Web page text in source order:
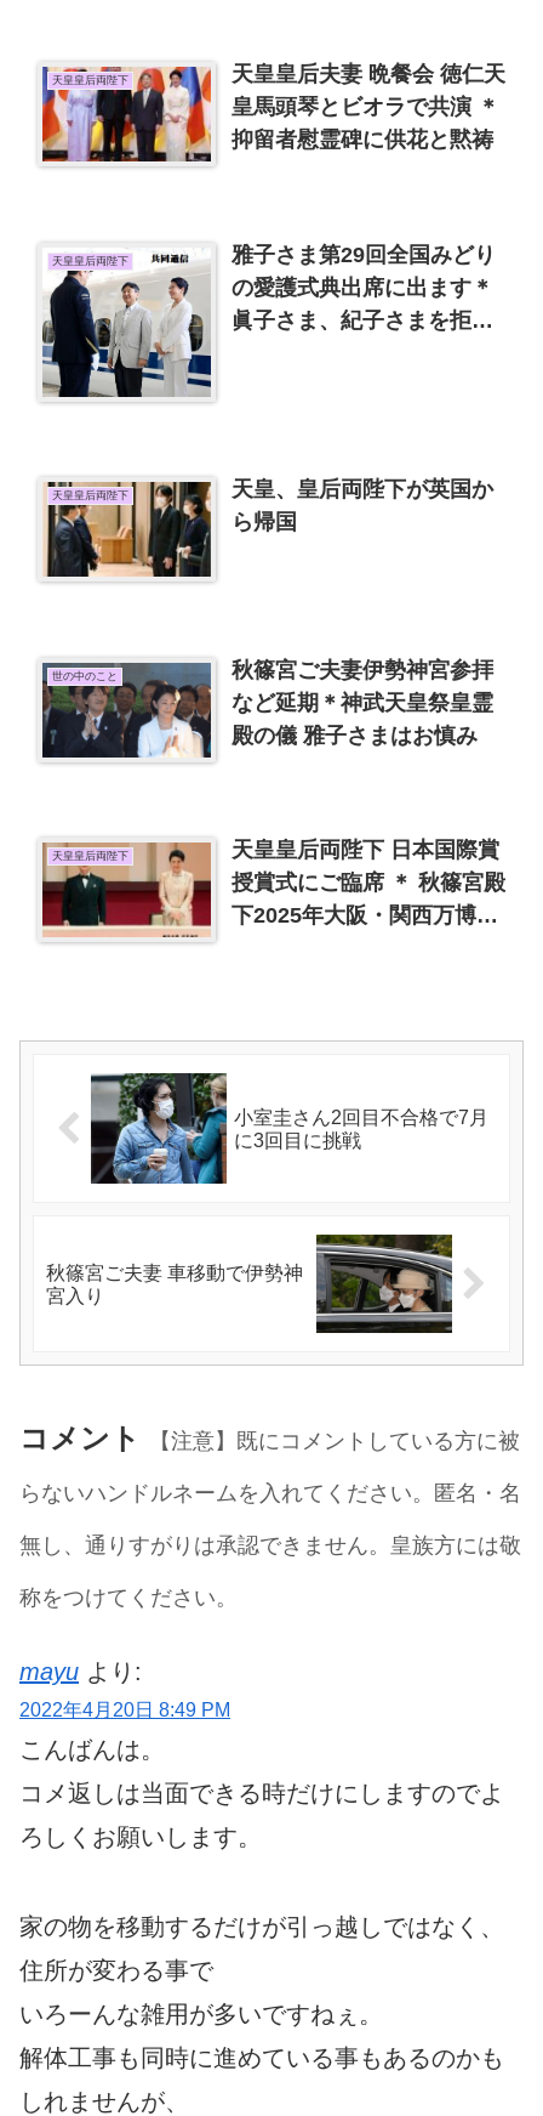
天皇皇后両陛下
天皇皇后夫妻 晩餐会 徳仁天
皇馬頭琴とビオラで共演 ＊
抑留者慰霊碑に供花と黙祷
天皇皇后両陛下
雅子さま第29回全国みどり
の愛護式典出席に出ます＊
眞子さま、紀子さまを拒
天皇皇后両陛下
天皇、皇后両陛下が英国か
ら帰国
世の中のこと
秋篠宮ご夫妻伊勢神宮参拝
など延期＊神武天皇祭皇霊
殿の儀 雅子さまはお慎み
天皇皇后両陛下
天皇皇后両陛下 日本国際賞
授賞式にご臨席 ＊ 秋篠宮殿
下2025年大阪・関西万博の
小室圭さん2回目不合格で7月
に3回目に挑戦
秋篠宮ご夫妻 車移動で伊勢神
宮入り
コメント
【注意】既にコメントしている方に被
らないハンドルネームを入れてください。匿名・名
無し、通りすがりは承認できません。皇族方には敬
称をつけてください。
mayu より:
2022年4月20日 8:49 PM
こんばんは。
コメ返しは当面できる時だけにしますのでよ
ろしくお願いします。
家の物を移動するだけが引っ越しではなく、
住所が変わる事で
いろーんな雑用が多いですねぇ。
解体工事も同時に進めている事もあるのかも
しれませんが、